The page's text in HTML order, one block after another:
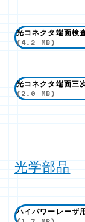
光コネクタ端面検
(4.2 MB)
光コネクタ端面三
(2.0 MB)
光学部品
ハイパワーレーザ